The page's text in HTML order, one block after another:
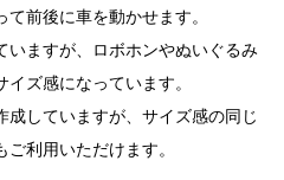
前後に車を動かせます。
いますが、ロボホンやぬいぐるみ
ズ感になっています。
成していますが、サイズ感の同じ
利用いただけます。